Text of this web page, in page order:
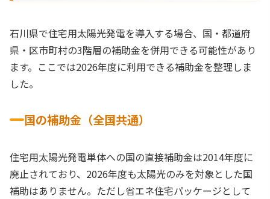
石川県で住宅用太陽光発電を導入する場合、国・都道府
県・区市町村の3階層の補助金を併用できる可能性があり
ます。ここでは2026年度に利用できる補助金を整理しま
した。
国の補助金（全国共通）
住宅用太陽光発電単体への国の直接補助金は2014年度に
廃止されており、2026年度も太陽光のみを対象とした国
補助はありません。ただし省エネ住宅パッケージとして